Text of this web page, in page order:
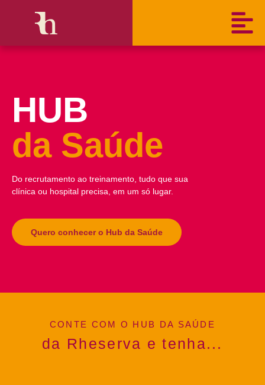
HUB
da Saúde
Do recrutamento ao treinamento, tudo que sua
clínica ou hospital precisa, em um só lugar.
Quero conhecer o Hub da Saúde
CONTE COM O HUB DA SAÚDE
da Rheserva e tenha...